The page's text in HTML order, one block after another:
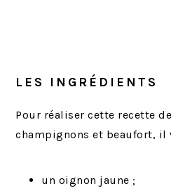
LES INGRÉDIENTS
Pour réaliser cette recette
champignons et beaufort, il
un oignon jaune ;